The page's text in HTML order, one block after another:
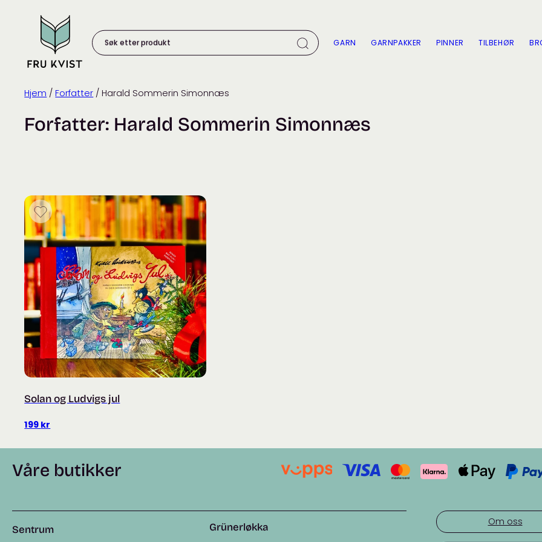
content
etter
produkt:
GARN GARNPAKKER PINNER TILBEHØR
Hjem / Forfatter / Harald Sommerin Simonnæs
Forfatter: Harald Sommerin Simonnæs
Solan og Ludvigs jul
199 kr
Våre butikker
Sentrum Grünerløkka Om oss